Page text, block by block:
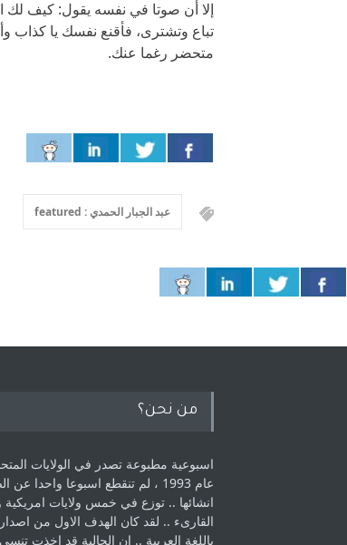
إلا أن صوتا في نفسه يقول: كيف لك
تباع وتشترى، فأقنع نفسك يا كذاب
متحضر رغما عنك.
عبد الجبار الحمدي : featured
من نحن؟
اسبوعية مطبوعة تصدر في الولايات
عام 1993 ، لم ‏تنقطع اسبوعا واحدا
انشائها .. توزع في خمس ولايات امريكية
القارىء ..‏ لقد كان الهدف الاول من
باللغة العربية .. ان الجالية قد اخذت ‏تنسى